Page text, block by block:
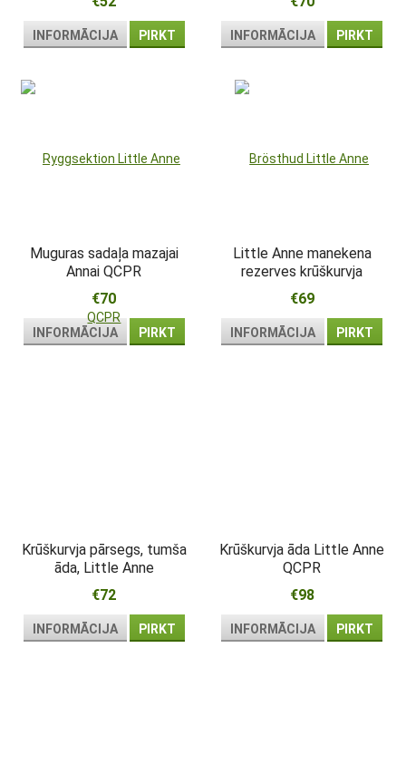
INFORMĀCIJA PIRKT INFORMĀCIJA PIRKT
Muguras sadaļa mazajai
Annai QCPR
€70
INFORMĀCIJA PIRKT
Little Anne manekena
rezerves krūškurvja
pārsegs
€69
INFORMĀCIJA PIRKT
Krūškurvja pārsegs, tumša
āda, Little Anne
€72
INFORMĀCIJA PIRKT
Krūškurvja āda Little Anne
QCPR
€98
INFORMĀCIJA PIRKT